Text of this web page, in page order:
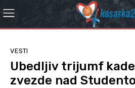
VESTI
Ubedljiv trijumf
zvezde nad